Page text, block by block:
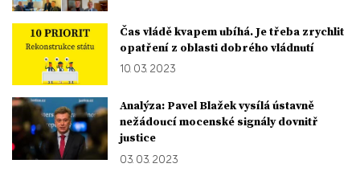
Čas vládě kvapem ubíhá. Je třeba zrychlit
opatření z oblasti dobrého vládnutí
10. 03. 2023
Analýza: Pavel Blažek vysílá ústavně
nežádoucí mocenské signály dovnitř
justice
03. 03. 2023